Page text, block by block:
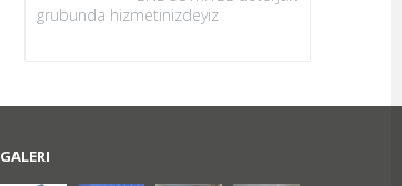
grubunda hizmetinizdeyiz
GALERI